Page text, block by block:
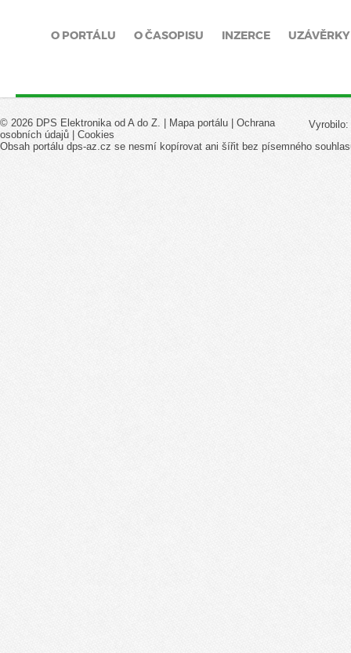
O PORTÁLU O ČASOPISU INZERCE UZÁVĚRKY
Vyrobilo:
© 2026 DPS Elektronika od A do Z. | Mapa portálu
Ochrana
osobních údajů
Cookies
Obsah portálu dps-az.cz se nesmí kopírovat ani šířit bez písemného